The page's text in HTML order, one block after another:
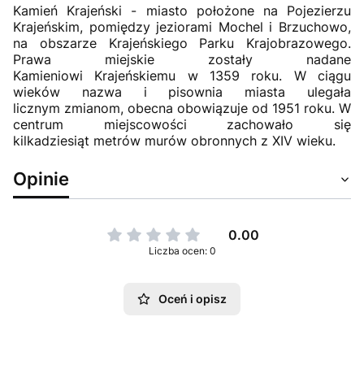
Kamień Krajeński - miasto położone na Pojezierzu
Krajeńskim, pomiędzy jeziorami Mochel i Brzuchowo,
na obszarze Krajeńskiego Parku Krajobrazowego.
Prawa miejskie zostały nadane
Kamieniowi Krajeńskiemu w 1359 roku. W ciągu
wieków nazwa i pisownia miasta ulegała
licznym zmianom, obecna obowiązuje od 1951 roku. W
centrum miejscowości zachowało się
kilkadziesiąt metrów murów obronnych z XIV wieku.
Opinie
0.00
Liczba ocen: 0
Oceń i opisz